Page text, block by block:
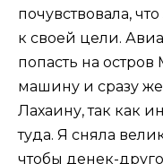
почувствовала,
к своей цели.
попасть на остров
машину и сразу
Лахаину, так как
туда. Я сняла
чтобы денек-